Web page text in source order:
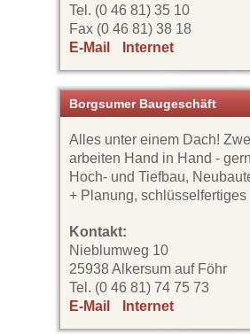
Tel. (0 46 81) 35 10
Fax (0 46 81) 38 18
E-Mail
Internet
Borgsumer Baugeschäft
Alles unter einem Dach!
arbeiten Hand in Hand -
Hoch- und Tiefbau,
+ Planung,
Kontakt:
Nieblumweg 10
25938 Alkersum auf Föhr
Tel. (0 46 81) 74 75 73
E-Mail
Internet